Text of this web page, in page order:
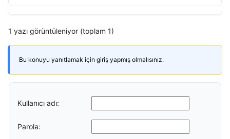
1 yazı görüntüleniyor (toplam 1)
Bu konuyu yanıtlamak için giriş yapmış olmalısınız.
Kullanıcı adı:
Parola: